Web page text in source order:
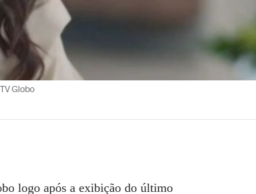
Globo
logo após a exibição do último